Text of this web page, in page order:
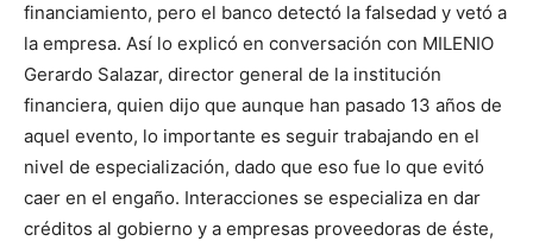
financiamiento, pero el banco detectó la falsedad y vetó a
la empresa. Así lo explicó en conversación con MILENIO
Gerardo Salazar, director general de la institución
financiera, quien dijo que aunque han pasado 13 años de
aquel evento, lo importante es seguir trabajando en el
nivel de especialización, dado que eso fue lo que evitó
caer en el engaño. Interacciones se especializa en dar
créditos al gobierno y a empresas proveedoras de éste,